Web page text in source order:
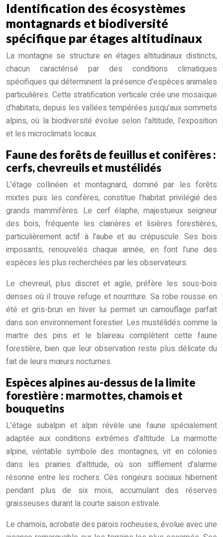
Identification des écosystèmes
montagnards et biodiversité
spécifique par étages altitudinaux
La montagne se structure en étages altitudinaux distincts,
chacun caractérisé par des conditions climatiques
spécifiques qui déterminent la présence d’espèces animales
particulières. Cette stratification verticale crée une mosaïque
d’habitats, depuis les vallées tempérées jusqu’aux sommets
alpins, où la biodiversité évolue selon l’altitude, l’exposition
et les microclimats locaux.
Faune des forêts de feuillus et conifères :
cerfs, chevreuils et mustélidés
L’étage collinéen et montagnard, dominé par les forêts
mixtes puis les conifères, constitue l’habitat privilégié des
grands mammifères. Le cerf élaphe, majestueux seigneur
des bois, fréquente les clairières et lisières forestières,
particulièrement actif à l’aube et au crépuscule. Ses bois
imposants, renouvelés chaque année, en font l’une des
espèces les plus recherchées par les observateurs.
Le chevreuil, plus discret et agile, préfère les sous-bois
denses où il trouve refuge et nourriture. Sa robe rousse en
été et gris-brun en hiver lui permet un camouflage parfait
dans son environnement forestier. Les mustélidés comme la
martre des pins et le blaireau complètent cette faune
forestière, bien que leur observation reste plus délicate du
fait de leurs mœurs nocturnes.
Espèces alpines au-dessus de la limite
forestière : marmottes, chamois et
bouquetins
L’étage subalpin et alpin révèle une faune spécialement
adaptée aux conditions extrêmes d’altitude. La marmotte
alpine, véritable symbole des montagnes, vit en colonies
dans les prairies d’altitude, où son sifflement d’alarme
résonne entre les rochers. Ces rongeurs sociaux hibernent
pendant plus de six mois, accumulant des réserves
graisseuses durant la courte saison estivale.
Le chamois, acrobate des parois rocheuses, évolue avec une